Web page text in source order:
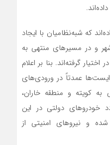
که شبه‌نظامیان با ایجاد
و در مسیرهای منتهی به
گرفته‌اند. بنا بر اعلام
ایست‌ها عمدتاً در ورودی‌های
کویته و منطقه خاران،
خودروهای دولتی در این
و نیروهای امنیتی از